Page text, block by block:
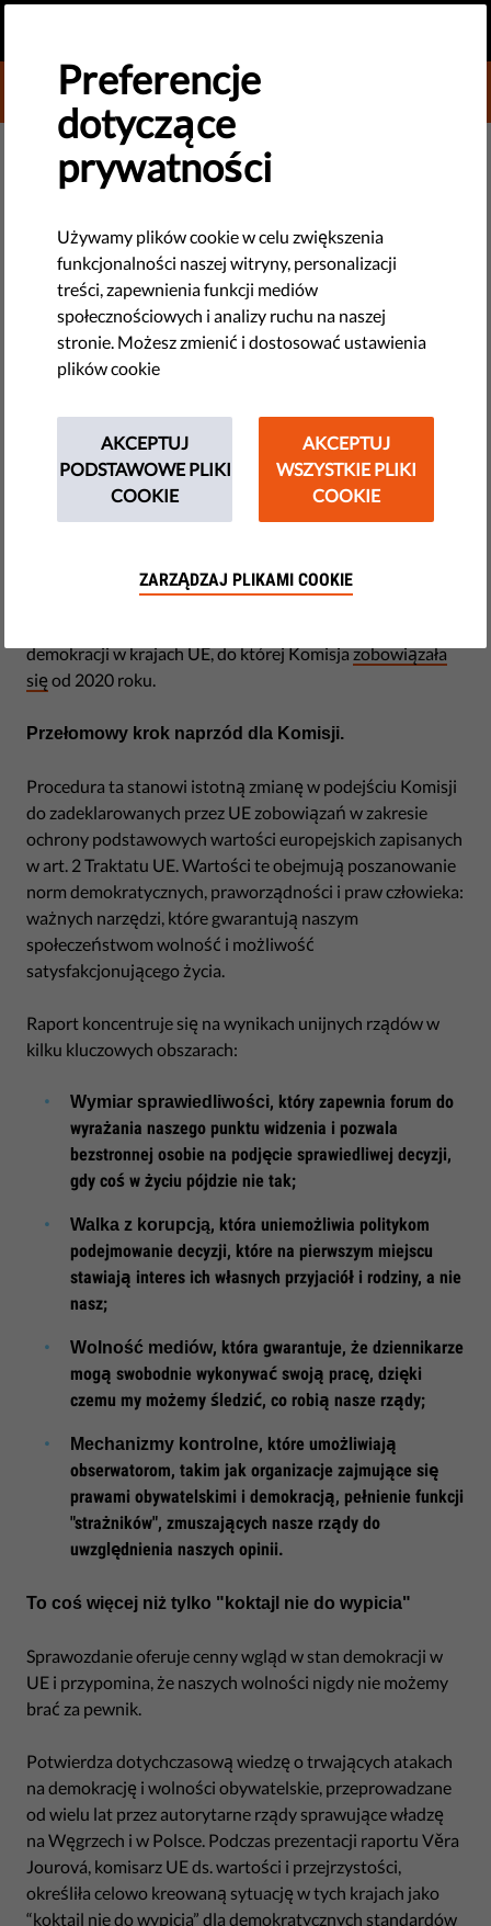
DONATE TO LIBERTIES
MONITORING UE
"Koktajl nie do wypicia" i słaby
barman: analiza pierwszego
raportu UE o stanie
praworządności
Komisja Europejska opublikowała pierwsze w historii
raporty nie powinny sprowadzać się do zaznaczania
odpowiedniej rubryki w formularzu.
Raport opublikowany przez Komisję Europejską to
demokracji w krajach UE, do której Komisjazobowiązała
się od 2020 roku.
Przełomowy krok naprzód dla Komisji.
Procedura ta stanowi istotną zmianę w podejściu Komisji
do zadeklarowanych przez UE zobowiązań w zakresie
ochrony podstawowych wartości europejskich zapisanych
w art. 2 Traktatu UE. Wartości te obejmują poszanowanie
norm demokratycznych, praworządności i praw człowieka:
ważnych narzędzi, które gwarantują naszym
społeczeństwom wolność i możliwość
satysfakcjonującego życia.
Raport koncentruje się na wynikach unijnych rządów w
kilku kluczowych obszarach:
Wymiar sprawiedliwości, który zapewnia forum do
wyrażania naszego punktu widzenia i pozwala
bezstronnej osobie na podjęcie sprawiedliwej decyzji,
gdy coś w życiu pójdzie nie tak;
Walka z korupcją, która uniemożliwia politykom
podejmowanie decyzji, które na pierwszym miejscu
stawiają interes ich własnych przyjaciół i rodziny, a nie
nasz;
Wolność mediów, która gwarantuje, że dziennikarze
mogą swobodnie wykonywać swoją pracę, dzięki
czemu my możemy śledzić, co robią nasze rządy;
Mechanizmy kontrolne, które umożliwiają
obserwatorom, takim jak organizacje zajmujące się
prawami obywatelskimi i demokracją, pełnienie funkcji
"strażników", zmuszających nasze rządy do
uwzględnienia naszych opinii.
To coś więcej niż tylko "koktajl nie do wypicia"
Sprawozdanie oferuje cenny wgląd w stan demokracji w
UE i przypomina, że naszych wolności nigdy nie możemy
brać za pewnik.
Potwierdza dotychczasową wiedzę o trwających atakach
na demokrację i wolności obywatelskie, przeprowadzane
od wielu lat przez autorytarne rządy sprawujące władzę
na Węgrzech i w Polsce. Podczas prezentacji raportu Věra
Jourová, komisarz UE ds. wartości i przejrzystości,
określiła celowo kreowaną sytuację w tych krajach jako
“koktajl nie do wypicia” dla demokratycznych standardów
Preferencje
dotyczące
prywatności
Używamy plików cookie w celu zwiększenia
funkcjonalności naszej witryny, personalizacji
treści, zapewnienia funkcji mediów
społecznościowych i analizy ruchu na naszej
stronie. Możesz zmienić i dostosować ustawienia
plików cookie
AKCEPTUJ
PODSTAWOWE PLIKI
COOKIE
AKCEPTUJ
WSZYSTKIE PLIKI
COOKIE
ZARZĄDZAJ PLIKAMI COOKIE